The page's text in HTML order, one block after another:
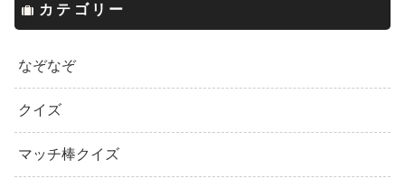
カテゴリー
なぞなぞ
クイズ
マッチ棒クイズ